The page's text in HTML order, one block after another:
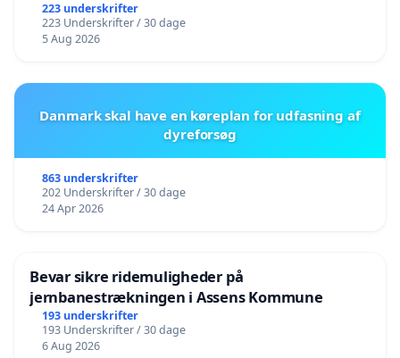
223 underskrifter
223 Underskrifter / 30 dage
5 Aug 2026
Danmark skal have en køreplan for udfasning af
dyreforsøg
863 underskrifter
202 Underskrifter / 30 dage
24 Apr 2026
Bevar sikre ridemuligheder på
jernbanestrækningen i Assens Kommune
193 underskrifter
193 Underskrifter / 30 dage
6 Aug 2026